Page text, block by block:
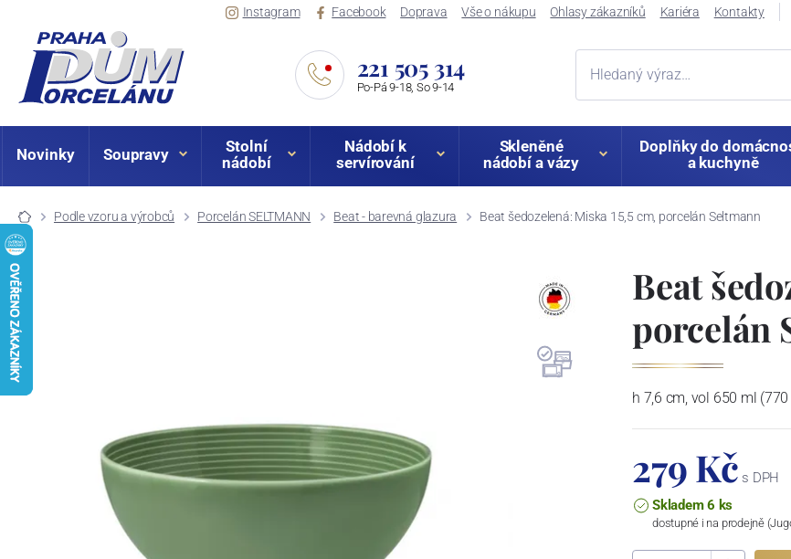
Instagram Facebook Doprava Vše o nákupu Ohlasy zákazníků Kariéra Kontakty
221 505 314
Po-Pá 9-18, So 9-14
Novinky Soupravy
Stolní
nádobí
Nádobí k
servírování
Skleněné
nádobí a vázy
Doplňky do
a kuchyně
Podle vzoru a výrobců Porcelán SELTMANN Beat - barevná glazura Beat šedozelená: Miska 15,5 cm, porcelán Seltmann
Beat
porcelán
h 7,6 cm, vol 650 ml
279 Kč s DPH
Skladem 6 ks
dostupné i na prodejně